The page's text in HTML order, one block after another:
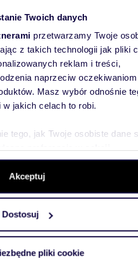
Twoich danych
przetwarzamy Twoje
z takich technologii jak pliki
reklam i treści,
naprzeciw oczekiwaniom
Masz wybór odnośnie
jakich celach to robi.
tego, jak Twoje osobiste dane
cookie możesz zmienić
chwili.
i analizować ruch w
korzystasz z naszej witryny,
połączyć te informacje z
Akceptuj
Dostosuj
pliki cookie
166
2316
112